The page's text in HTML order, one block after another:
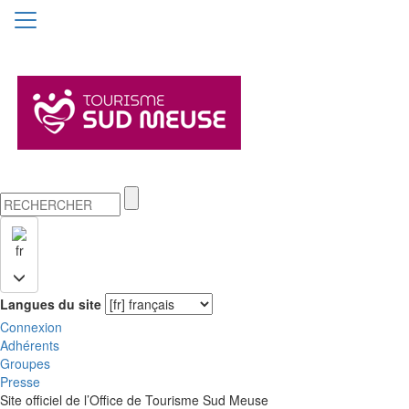
fr
Langues du site
Connexion
Adhérents
Groupes
Presse
Site officiel de l’Office de Tourisme Sud Meuse